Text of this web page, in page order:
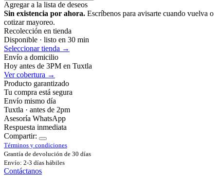
Agregar a la lista de deseos
Sin existencia por ahora. Escríbenos para avisarte cuando vuelva o
cotizar mayoreo.
Recolección en tienda
Disponible · listo en 30 min
Seleccionar tienda →
Envío a domicilio
Hoy antes de 3PM en Tuxtla
Ver cobertura →
Producto garantizado
Tu compra está segura
Envío mismo día
Tuxtla · antes de 2pm
Asesoría WhatsApp
Respuesta inmediata
Compartir:
Términos y condiciones
Grantía de devolución de 30 días
Envío: 2-3 días hábiles
Contáctanos